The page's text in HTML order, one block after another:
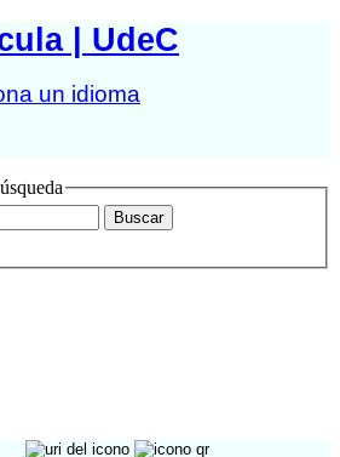
| UdeC
un idioma